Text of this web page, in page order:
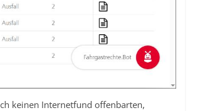
keinen Internetfund offenbarten,